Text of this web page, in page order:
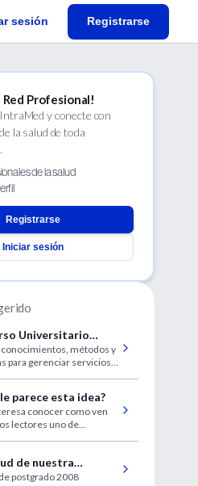
sesión Registrarse
Red Profesional!
y conecte con
la salud de toda
de la salud
Registrarse
Iniciar sesión
Universitario
y Gestión de
métodos y
gerenciar servicios
parece esta idea?
conocer como ven
lectores uno de
de nuestra
postgrado 2008